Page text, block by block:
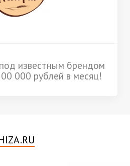
известным брендом
000 рублей в месяц!